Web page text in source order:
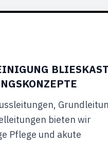
bieten wir
Pflege und akute